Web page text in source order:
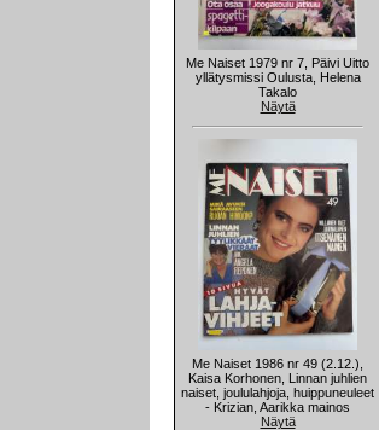
Me Naiset 1979 nr 7, Päivi Uitto
yllätysmissi Oulusta, Helena
Takalo
Näytä
Me Naiset 1986 nr 49 (2.12.),
Kaisa Korhonen, Linnan juhlien
naiset, joululahjoja, huippuneuleet
- Krizian, Aarikka mainos
Näytä